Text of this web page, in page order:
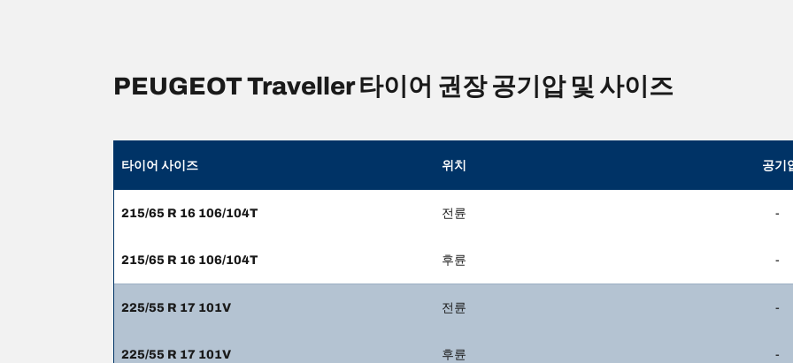
PEUGEOT Traveller 타이어 권장 공기압 및 사이즈
타이어 사이즈 위치 공기
215/65 R 16 106/104T 전륜 -
215/65 R 16 106/104T 후륜 -
225/55 R 17 101V 전륜 -
225/55 R 17 101V 후륜 -